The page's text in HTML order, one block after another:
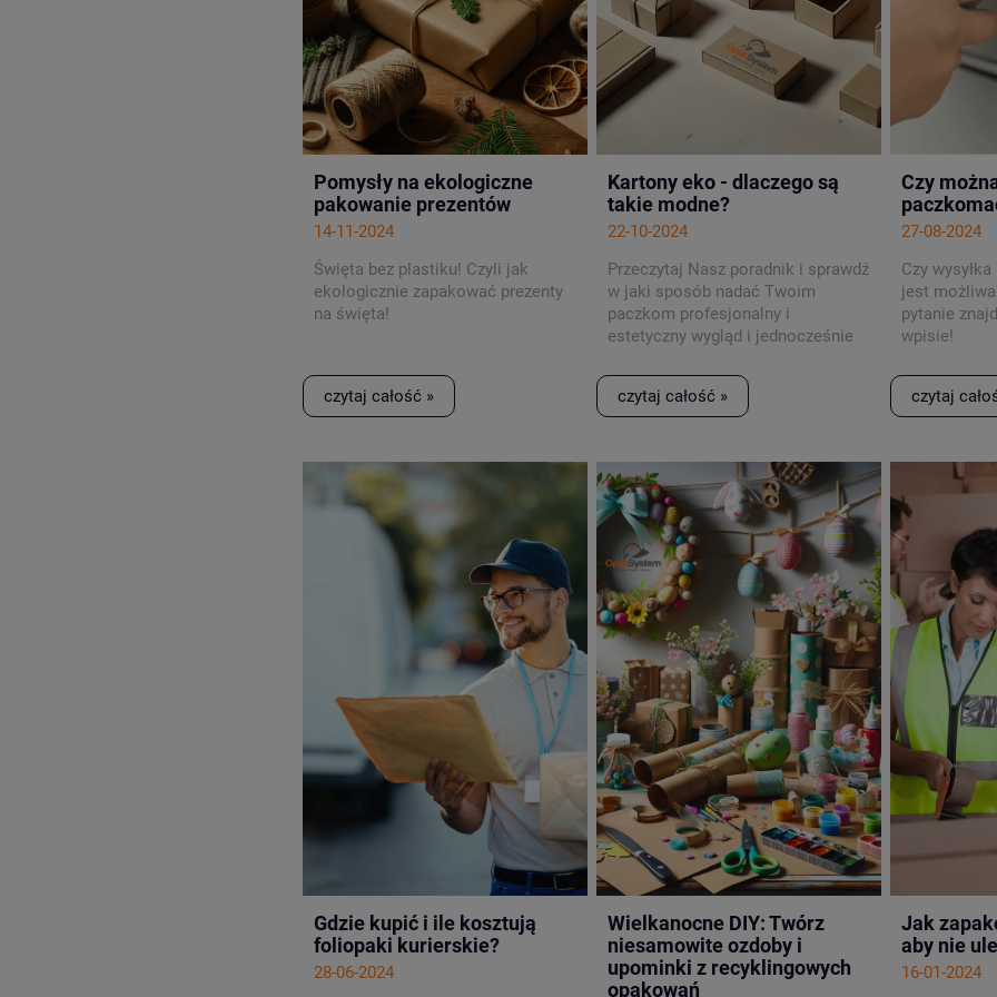
Pomysły na ekologiczne
pakowanie prezentów
14-11-2024
Święta bez plastiku! Czyli jak
ekologicznie zapakować prezenty
na święta!
czytaj całość »
Kartony eko - dlaczego są
takie modne?
22-10-2024
Przeczytaj Nasz poradnik i sprawdź
w jaki sposób nadać Twoim
paczkom profesjonalny i
estetyczny wygląd i jednocześnie
ekologiczną!
czytaj całość »
Czy
27-08-2024
Czy
jest
pytanie
wpisie!
czytaj
Gdzie kupić i ile kosztują
foliopaki kurierskie?
28-06-2024
Wielkanocne DIY: Twórz
niesamowite ozdoby i
upominki z recyklingowych
opakowań
Jak
aby nie
16-01-2024